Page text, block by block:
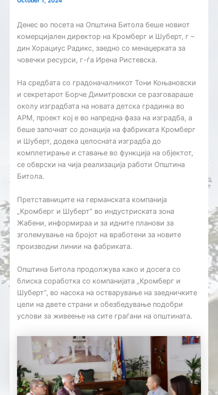
Денес во посета на Општина Битола беше новиот
комерцијален директор на Кромберг и Шуберт, г –
дин Хорациус Радикс, заедно со менаџерката за
човечки ресурси, г-ѓа Ирена Ристевска.
На средбата со градоначалникот Тони Коњановски
и секретарот Борче Димитровски се разговараше
околу изградбата на новата детска градинка во
АРМ, проект кој е во напредна фаза на изградба, а
беше започнат со донација на фабриката Кромберг
и Шуберт, додека целосната изградба до
комплетирање и ставање во функција на објектот,
се обврски на чија реализација работи Општина
Битола.
Претставниците на германската компанија
„Кромберг и Шуберт“ во индустриската зона
Жабени, информираа и за идните планови за
зголемување на бројот на вработени за новите
производни линии на фабриката.
Општина Битола продолжува како и досега со
блиска соработка со компанијата „Кромберг и
Шуберт“, во насока на остварување на заедничките
цели на двете страни и обезбедување подобри
услови за живеење на сите граѓани на општината.